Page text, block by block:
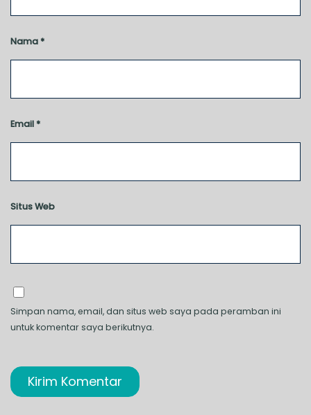
Nama *
Email *
Situs Web
Simpan nama, email, dan situs web saya pada peramban ini
untuk komentar saya berikutnya.